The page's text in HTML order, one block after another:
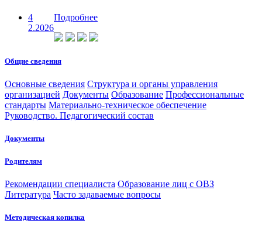
4
2.2026
Подробнее
Общие сведения
Основные сведения Структура и органы управления
организацией Документы Образование Профессиональные
стандарты Материально-техническое обеспечение
Руководство. Педагогический состав
Документы
Родителям
Рекомендации специалиста Образование лиц с ОВЗ
Литература Часто задаваемые вопросы
Методическая копилка